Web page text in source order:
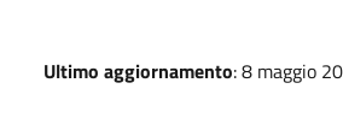
Ultimo aggiornamento: 8 maggio